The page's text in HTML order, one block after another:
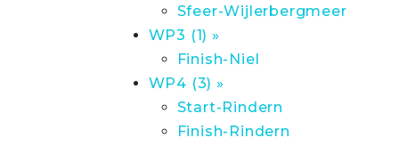
Sfeer-Wijlerbergmeer
WP3 (1) »
Finish-Niel
WP4 (3) »
Start-Rindern
Finish-Rindern